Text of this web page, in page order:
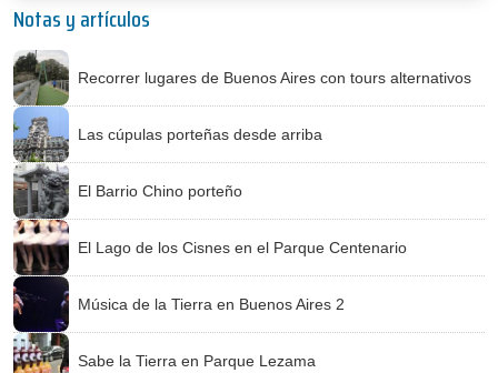
Notas y artículos
Recorrer lugares de Buenos Aires con tours alternativos
Las cúpulas porteñas desde arriba
El Barrio Chino porteño
El Lago de los Cisnes en el Parque Centenario
Música de la Tierra en Buenos Aires 2
Sabe la Tierra en Parque Lezama